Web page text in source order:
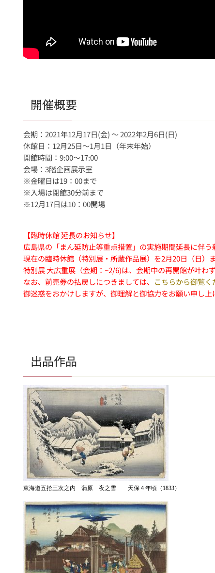
開催概要
会期：2021年12月17日(金) ～ 2022年2月6日(日)
休館日：12月25日～1月1日（年末年始）
開館時間：9:00～17:00
会場：3階企画展示室
※金曜日は19：00まで
※入場は閉館30分前まで
※12月17日は10：00開場
【臨時休館 延長のお知らせ】
広島県の「まん延防止等重点措置」の実施期間延長に伴う
現在の臨時休館（特別展・所蔵作品展）を2月20日（日）
特別展 大広重展（会期：~2/6)は、会期中の再開館が叶わ
なお、前売券の払戻しにつきましては、 こちらから御覧く
御迷惑をおかけしますが、御理解と御協力をお願い申し上
出品作品
東海道五拾三次之内 蒲原 夜之雪 天保４年頃（1833）